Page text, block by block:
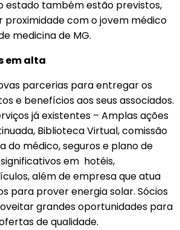
estado também estão previstos,
proximidade com o jovem médico
medicina de MG.
em alta
parcerias para entregar os
e benefícios aos seus associados.
já existentes – Amplas ações
Biblioteca Virtual, comissão
do médico, seguros e plano de
em hotéis,
além de empresa que atua
para prover energia solar. Sócios
grandes oportunidades para
de qualidade.